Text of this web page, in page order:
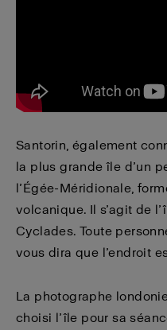
Santorin, également
la plus grande île d’un
l’Égée-Méridionale,
volcanique. Il s’agit de
Cyclades. Toute
vous dira que l’endroit
La photographe
choisi l’île pour sa